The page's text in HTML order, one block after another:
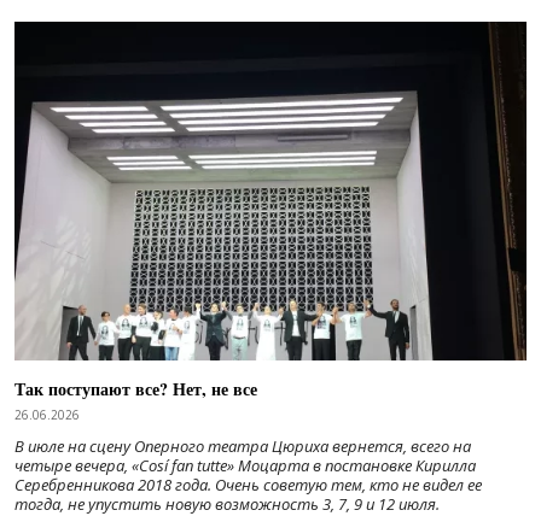
Так поступают все? Нет, не все
26.06.2026
В июле на сцену Оперного театра Цюриха вернется, всего на
четыре вечера, «Cosí fan tutte» Моцарта в постановке Кирилла
Серебренникова 2018 года. Очень советую тем, кто не видел ее
тогда, не упустить новую возможность 3, 7, 9 и 12 июля.